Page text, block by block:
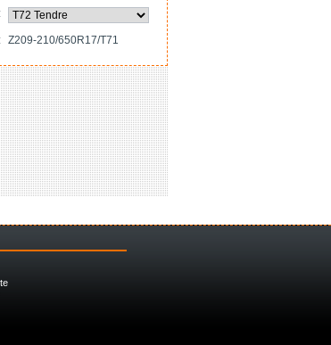
Z209-210/650R17/T71